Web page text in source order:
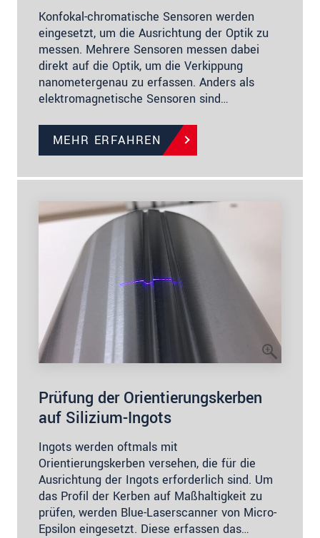
Konfokal-chromatische Sensoren werden
eingesetzt, um die Ausrichtung der Optik zu
messen. Mehrere Sensoren messen dabei
direkt auf die Optik, um die Verkippung
nanometergenau zu erfassen. Anders als
elektromagnetische Sensoren sind…
MEHR ERFAHREN
Prüfung der Orientierungskerben
auf Silizium-Ingots
Ingots werden oftmals mit
Orientierungskerben versehen, die für die
Ausrichtung der Ingots erforderlich sind. Um
das Profil der Kerben auf Maßhaltigkeit zu
prüfen, werden Blue-Laserscanner von Micro-
Epsilon eingesetzt. Diese erfassen das…